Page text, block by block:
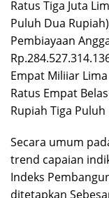
Ratus Tiga Juta
Puluh Dua
Pembiayaan
Empat Miliiar
Ratus Empat
Rupiah Tiga Puluh
Secara umum
trend capaian
Indeks
ditetapkan